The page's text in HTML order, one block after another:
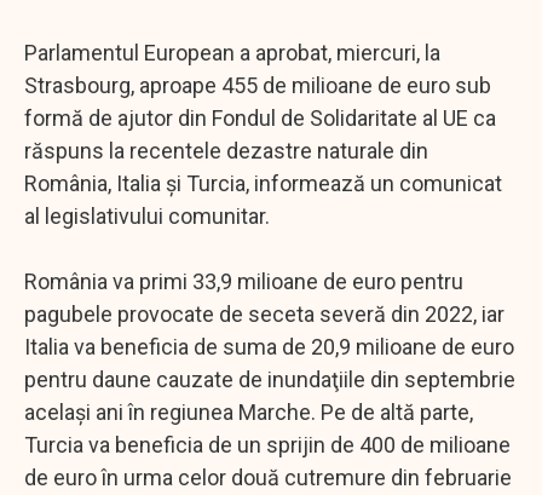
Parlamentul European a aprobat, miercuri, la
Strasbourg, aproape 455 de milioane de euro sub
formă de ajutor din Fondul de Solidaritate al UE ca
răspuns la recentele dezastre naturale din
România, Italia şi Turcia, informează un comunicat
al legislativului comunitar.
România va primi 33,9 milioane de euro pentru
pagubele provocate de seceta severă din 2022, iar
Italia va beneficia de suma de 20,9 milioane de euro
pentru daune cauzate de inundaţiile din septembrie
acelaşi ani în regiunea Marche. Pe de altă parte,
Turcia va beneficia de un sprijin de 400 de milioane
de euro în urma celor două cutremure din februarie